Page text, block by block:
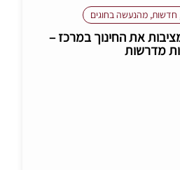
חדשות,מהנעשה בחוגים
את החינוך במרכז –
מדרשות